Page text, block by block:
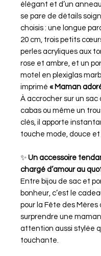
élégant et d’un
se pare de détails
choisis : une longue
20 cm, trois petits
perles acryliques aux
rose et ambre, et un
motel en plexiglas
imprimé « Maman
À accrocher sur un sac
cabas ou même un
clés, il apporte
touche mode, douce et
✨ Un accessoire
chargé d’amour au
Entre bijou de sac et
bonheur, c’est le
pour la Fête des Mères
surprendre une
attention aussi stylée
touchante.